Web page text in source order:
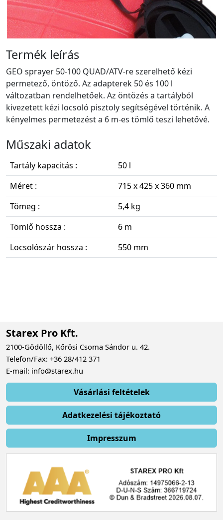
Termék leírás
GEO sprayer 50-100 QUAD/ATV-re szerelhető kézi
permetező, öntöző. Az adapterek 50 és 100 l
változatban rendelhetőek. Az öntözés a tartályból
kivezetett kézi locsoló pisztoly segítségével történik. A
kényelmes permetezést a 6 m-es tömlő teszi lehetővé.
Műszaki adatok
Tartály kapacitás :
50 l
Méret :
715 x 425 x 360 mm
Tömeg :
5,4 kg
Tömlő hossza :
6 m
Locsolószár hossza :
550 mm
Starex Pro Kft.
2100-Gödöllő, Kőrösi Csoma Sándor u. 42.
Telefon/Fax: +36 28/412 371
E-mail: info@starex.hu
Vásárlási feltételek
Adatkezelési tájékoztató
Impresszum